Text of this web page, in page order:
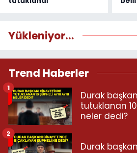
Yükleniyor...
Trend Haberler
Durak
tutuklanan
neler dedi?
1
Durak
2